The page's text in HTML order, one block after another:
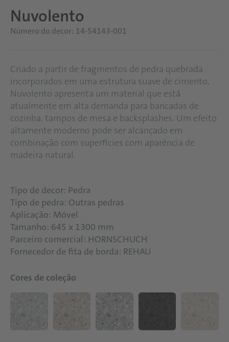
Nuvolento
Número do decor: 14-54143-001
Criado a partir de fragmentos de pedra quebrada
incorporados em uma estrutura suave de cimento,
Nuvolento apresenta um material que está
atualmente em alta demanda para bancadas de
cozinha, tampos de mesa e backsplashes. Um efeito
altamente moderno pode ser alcançado em
combinação com superfícies com aparência de
madeira natural.
Tipo de decor: Pedra
Tipo de pedra: Outras pedras
Aplicação: Móvel
Tamanho: 645 x 1300 mm
Parceiro comercial: HORNSCHUCH
Fornecedor de fita de borda: REHAU
Cores de coleção